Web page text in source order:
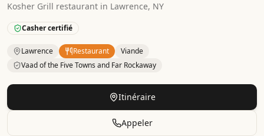
Kosher Grill restaurant in Lawrence, NY
Casher certifié
Lawrence Restaurant
Viande
Vaad of the Five Towns and Far Rockaway
Kosher
Itinéraire
Appeler